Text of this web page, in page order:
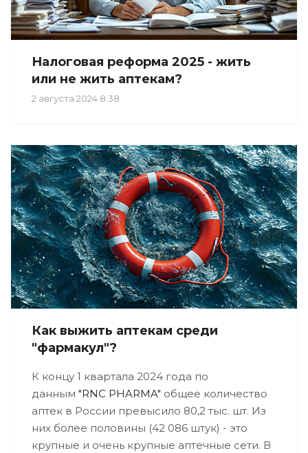
Налоговая реформа 2025 - жить
или не жить аптекам?
2 августа 2024 8:38
Как выжить аптекам среди
"фармакул"?
К концу 1 квартала 2024 года по
данным "RNC PHARMA" общее количество
аптек в России превысило 80,2 тыс. шт. Из
них более половины (42 086 штук) - это
крупные и очень крупные аптечные сети. В